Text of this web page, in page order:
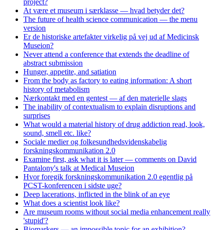
project?
At være et museum i særklasse — hvad betyder det?
The future of health science communication — the menu
version
Er de historiske artefakter virkelig på vej ud af Medicinsk
Museion?
Never attend a conference that extends the deadline of
abstract submission
Hunger, appetite, and satiation
From the body as factory to eating information: A short
history of metabolism
Nærkontakt med en gentest — af den materielle slags
The inability of contextualism to explain disruptions and
surprises
What would a material history of drug addiction read, look,
sound, smell etc. like?
Sociale medier og folkesundhedsvidenskabelig
forskningskommunikation 2.0
Examine first, ask what it is later — comments on David
Pantalony's talk at Medical Museion
Hvor foregik forskningskommunikation 2.0 egentlig på
PCST-konferencen i sidste uge?
Deep lacerations, inflicted in the blink of an eye
What does a scientist look like?
Are museum rooms without social media enhancement really
'stupid'?